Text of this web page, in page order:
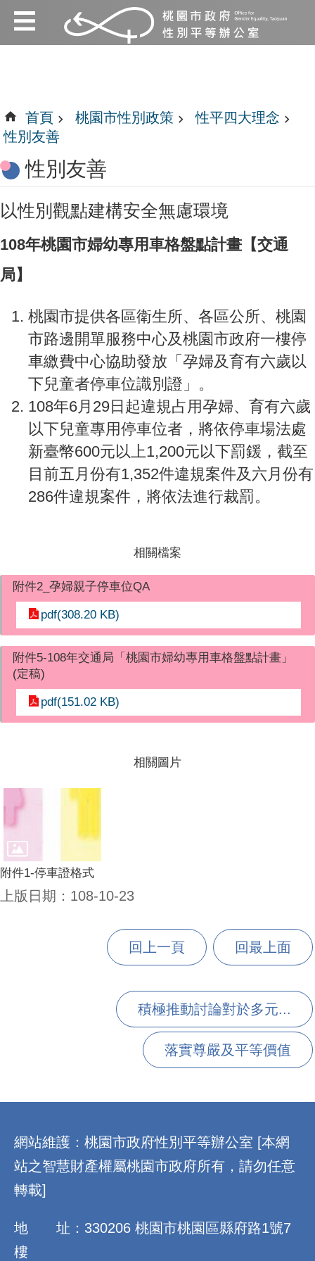
跳到主要內容區塊
:::
:::
首頁 桃園市性別政策
性平四大理念
性別友善
性別友善
以性別觀點建構安全無慮環境
108年桃園市婦幼專用車格盤點計畫【交通
局】
桃園市提供各區衛生所、各區公所、桃園
市路邊開單服務中心及桃園市政府一樓停
車繳費中心協助發放「孕婦及育有六歲以
下兒童者停車位識別證」。
108年6月29日起違規占用孕婦、育有六歲
以下兒童專用停車位者，將依停車場法處
新臺幣600元以上1,200元以下罰鍰，截至
目前五月份有1,352件違規案件及六月份有
286件違規案件，將依法進行裁罰。
相關檔案
附件2_孕婦親子停車位QA
pdf(308.20 KB)
附件5-108年交通局「桃園市婦幼專用車格盤點計畫」
(定稿)
pdf(151.02 KB)
相關圖片
附件1-停車證格式
上版日期：108-10-23
回上一頁 回最上面
積極推動討論對於多元...
落實尊嚴及平等價值
網站維護：桃園市政府性別平等辦公室 [本網
站之智慧財產權屬桃園市政府所有，請勿任意
轉載]
地 址：330206 桃園市桃園區縣府路1號7
樓